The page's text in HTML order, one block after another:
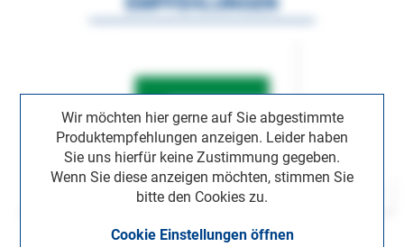
Wir möchten hier gerne auf Sie abgestimmte
Produktempfehlungen anzeigen. Leider haben
Sie uns hierfür keine Zustimmung gegeben.
Wenn Sie diese anzeigen möchten, stimmen Sie
bitte den Cookies zu.
Cookie Einstellungen öffnen